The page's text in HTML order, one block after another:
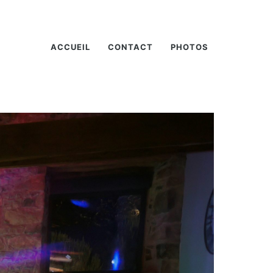
ACCUEIL CONTACT PHOTOS